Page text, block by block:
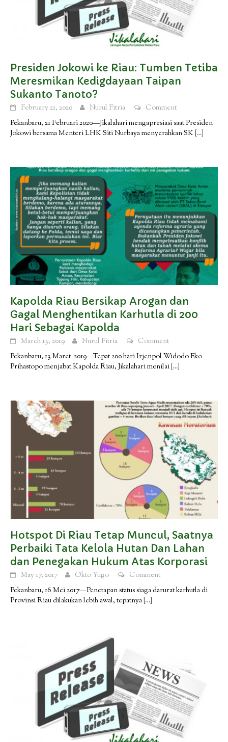
Presiden Jokowi ke Riau: Tumben Tetiba
Meresmikan Kedigdayaan Taipan
Sukanto Tanoto?
February 21, 2020 Nurul Fitria
Comment
Pekanbaru, 21 Februari 2020—Jikalahari mengapresiasi saat Presiden
Jokowi bersama Menteri LHK Siti Nurbaya menyerahkan SK […]
Kapolda Riau Bersikap Arogan dan
Gagal Menghentikan Karhutla di 200
Hari Sebagai Kapolda
March 13, 2019 Nurul Fitria
Comment
Pekanbaru, 13 Maret 2019—Tepat 200 hari Irjenpol Widodo Eko
Prihastopo menjabat Kapolda Riau, Jikalahari menilai […]
Hotspot Di Riau Tetap Muncul, Saatnya
Perbaiki Tata Kelola Hutan Dan Lahan
dan Penegakan Hukum Atas Korporasi
May 17, 2017 Okto Yugo
Comment
Pekanbaru, 16 Mei 2017—Penetapan status siaga darurat karhutla di
Provinsi Riau dilakukan lebih awal, tepatnya […]